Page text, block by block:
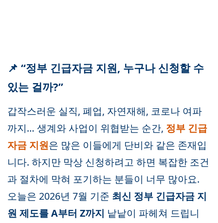
📌 “정부 긴급자금 지원, 누구나 신청할 수
있는 걸까?”
갑작스러운 실직, 폐업, 자연재해, 코로나 여파
까지… 생계와 사업이 위협받는 순간, 정부 긴급
자금 지원은 많은 이들에게 단비와 같은 존재입
니다. 하지만 막상 신청하려고 하면 복잡한 조건
과 절차에 막혀 포기하는 분들이 너무 많아요.
오늘은 2026년 7월 기준 최신 정부 긴급자금 지
원 제도를 A부터 Z까지 낱낱이 파헤쳐 드립니